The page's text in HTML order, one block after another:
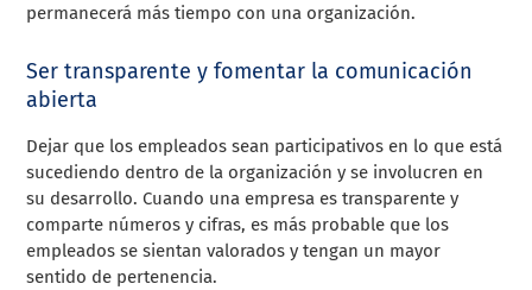
permanecerá más tiempo con una organización.
Ser transparente y fomentar la comunicación
abierta
Dejar que los empleados sean participativos en lo que está
sucediendo dentro de la organización y se involucren en
su desarrollo. Cuando una empresa es transparente y
comparte números y cifras, es más probable que los
empleados se sientan valorados y tengan un mayor
sentido de pertenencia.